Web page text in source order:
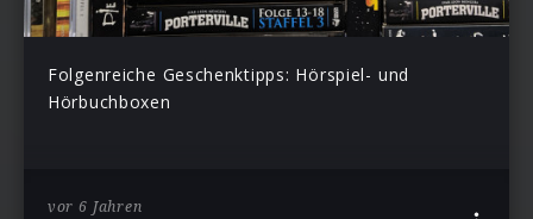
Folgenreiche Geschenktipps: Hörspiel- und
Hörbuchboxen
vor 6 Jahren